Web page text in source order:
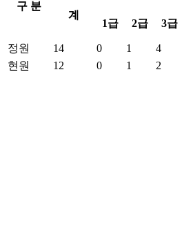
구 분
계
1급 2급 3급
정원
14 0 1 4
현원
12 0 1 2